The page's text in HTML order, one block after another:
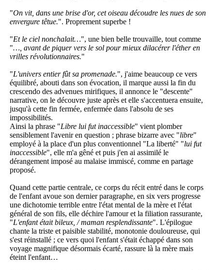
"On vit, dans une brise d'or, cet oiseau découdre les nues de son
envergure têtue.". Proprement superbe !
"Et le ciel nonchalait…", une bien belle trouvaille, tout comme
"…, avant de piquer vers le sol pour mieux dilacérer l'éther en
vrilles révolutionnaires."
"L'univers entier fût sa promenade.", j'aime beaucoup ce vers
équilibré, abouti dans son évocation, il marque aussi la fin du
crescendo des advenues mirifiques, il annonce le "descente"
narrative, on le découvre juste après et elle s'accentuera ensuite,
jusqu'à cette fin fermée, enfermée dans l'absolu de ses
impossibilités.
Ainsi la phrase "Libre lui fut inaccessible" vient plomber
sensiblement l'avenir en question ; phrase bizarre avec "libre"
employé à la place d'un plus conventionnel "La liberté" "lui fut
inaccessible", elle m'a gêné et puis j'en ai assimilé le
dérangement imposé au malaise immiscé, comme en partage
proposé.
Quand cette partie centrale, ce corps du récit entré dans le corps
de l'enfant avoue son dernier paragraphe, en six vers progresse
une dichotomie terrible entre l'état mental de la mère et l'état
général de son fils, elle déchire l'amour et la filiation rassurante,
"L'enfant était bileux, / maman resplendissante". L'épilogue
chante la triste et paisible stabilité, monotonie douloureuse, qui
s'est réinstallé ; ce vers quoi l'enfant s'était échappé dans son
voyage magnifique désormais écarté, rassure là la mère mais
éteint l'enfant…